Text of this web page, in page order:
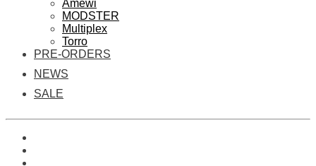
Amewi
MODSTER
Multiplex
Torro
PRE-ORDERS
NEWS
SALE